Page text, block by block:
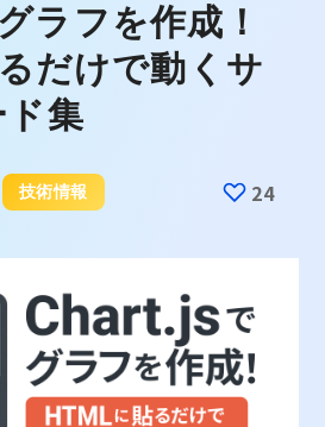
ラフを作成！
だけで動くサ
集
技術情報 24